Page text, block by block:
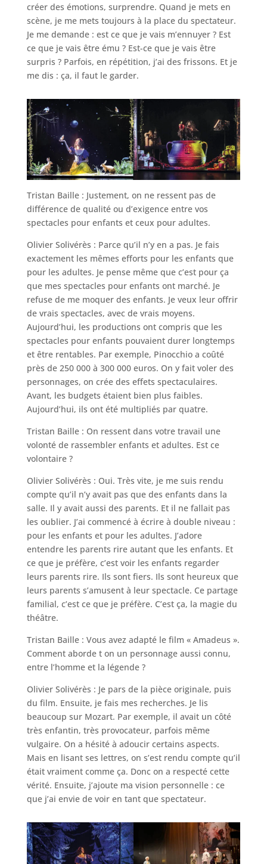
créer des émotions, surprendre. Quand je mets en
scène, je me mets toujours à la place du spectateur.
Je me demande : est ce que je vais m’ennuyer ? Est
ce que je vais être ému ? Est-ce que je vais être
surpris ? Parfois, en répétition, j’ai des frissons. Et je
me dis : ça, il faut le garder.
Tristan Baille : Justement, on ne ressent pas de
différence de qualité ou d’exigence entre vos
spectacles pour enfants et ceux pour adultes.
Olivier Solivérès : Parce qu’il n’y en a pas. Je fais
exactement les mêmes efforts pour les enfants que
pour les adultes. Je pense même que c’est pour ça
que mes spectacles pour enfants ont marché. Je
refuse de me moquer des enfants. Je veux leur offrir
de vrais spectacles, avec de vrais moyens.
Aujourd’hui, les productions ont compris que les
spectacles pour enfants pouvaient durer longtemps
et être rentables. Par exemple, Pinocchio a coûté
près de 250 000 à 300 000 euros. On y fait voler des
personnages, on crée des effets spectaculaires.
Avant, les budgets étaient bien plus faibles.
Aujourd’hui, ils ont été multipliés par quatre.
Tristan Baille : On ressent dans votre travail une
volonté de rassembler enfants et adultes. Est ce
volontaire ?
Olivier Solivérès : Oui. Très vite, je me suis rendu
compte qu’il n’y avait pas que des enfants dans la
salle. Il y avait aussi des parents. Et il ne fallait pas
les oublier. J’ai commencé à écrire à double niveau :
pour les enfants et pour les adultes. J’adore
entendre les parents rire autant que les enfants. Et
ce que je préfère, c’est voir les enfants regarder
leurs parents rire. Ils sont fiers. Ils sont heureux que
leurs parents s’amusent à leur spectacle. Ce partage
familial, c’est ce que je préfère. C’est ça, la magie du
théâtre.
Tristan Baille : Vous avez adapté le film « Amadeus ».
Comment aborde t on un personnage aussi connu,
entre l’homme et la légende ?
Olivier Solivérès : Je pars de la pièce originale, puis
du film. Ensuite, je fais mes recherches. Je lis
beaucoup sur Mozart. Par exemple, il avait un côté
très enfantin, très provocateur, parfois même
vulgaire. On a hésité à adoucir certains aspects.
Mais en lisant ses lettres, on s’est rendu compte qu’il
était vraiment comme ça. Donc on a respecté cette
vérité. Ensuite, j’ajoute ma vision personnelle : ce
que j’ai envie de voir en tant que spectateur.